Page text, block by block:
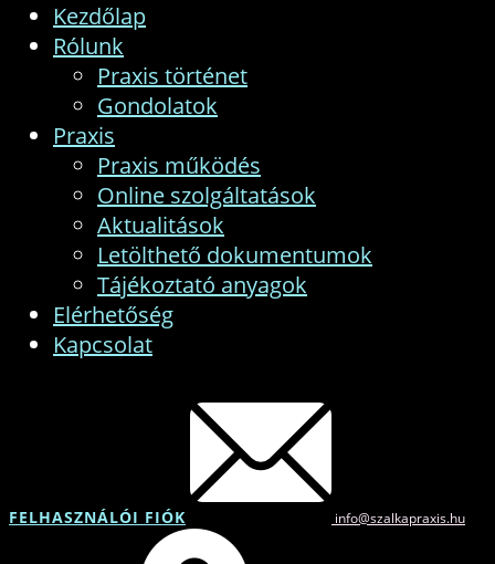
Kezdőlap
Rólunk
Praxis történet
Gondolatok
Praxis
Praxis működés
Online szolgáltatások
Aktualitások
Letölthető dokumentumok
Tájékoztató anyagok
Elérhetőség
Kapcsolat
FELHASZNÁLÓI FIÓK info@szalkapraxis.hu